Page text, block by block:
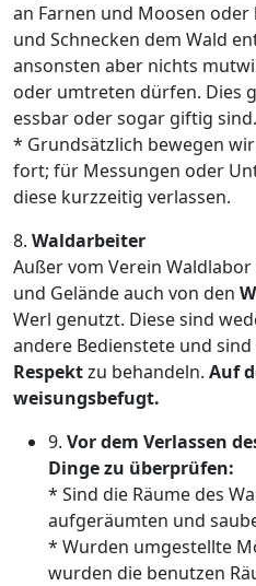
an Farnen und Moosen
und Schnecken dem Wald
ansonsten aber nichts
oder umtreten dürfen. Dies
essbar oder sogar giftig sind.
* Grundsätzlich bewegen
fort; für Messungen oder
diese kurzzeitig verlassen.
8. Waldarbeiter
Außer vom Verein
und Gelände auch von den
Werl genutzt. Diese sind
andere Bedienstete und sind
Respektzu behandeln. Auf
weisungsbefugt.
9. Vor dem Verlassen
Dinge zu überprüfen:
* Sind die Räume des
aufgeräumten und
* Wurden umgestellte
wurden die benutzen